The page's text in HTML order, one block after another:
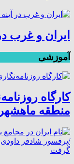
ایران و غرب
آموزشی
کارگاه
منطقه ماهشهر